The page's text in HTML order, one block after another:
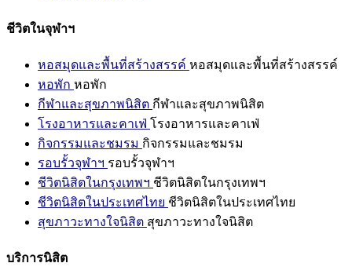
ชีวิตในจุฬาฯ
หอสมุดและพื้นที่สร้างสรรค์ หอสมุดและพื้นที่สร้างสรรค์
หอพัก หอพัก
กีฬาและสุขภาพนิสิต กีฬาและสุขภาพนิสิต
โรงอาหารและคาเฟ่ โรงอาหารและคาเฟ่
กิจกรรมและชมรม กิจกรรมและชมรม
รอบรั้วจุฬาฯ รอบรั้วจุฬาฯ
ชีวิตนิสิตในกรุงเทพฯ ชีวิตนิสิตในกรุงเทพฯ
ชีวิตนิสิตในประเทศไทย ชีวิตนิสิตในประเทศไทย
สุขภาวะทางใจนิสิต สุขภาวะทางใจนิสิต
บริการนิสิต